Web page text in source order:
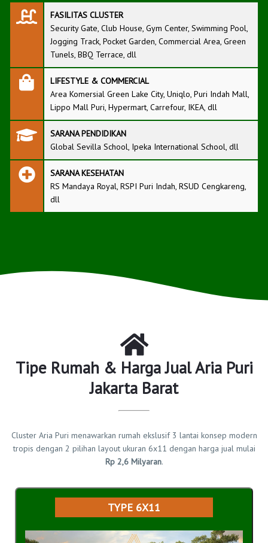
FASILITAS CLUSTER
Security Gate, Club House, Gym Center, Swimming Pool,
Jogging Track, Pocket Garden, Commercial Area, Green
Tunels, BBQ Terrace, dll
LIFESTYLE & COMMERCIAL
Area Komersial Green Lake City, Uniqlo, Puri Indah Mall,
Lippo Mall Puri, Hypermart, Carrefour, IKEA, dll
SARANA PENDIDIKAN
Global Sevilla School, Ipeka International School, dll
SARANA KESEHATAN
RS Mandaya Royal, RSPI Puri Indah, RSUD Cengkareng,
dll
Tipe Rumah & Harga Jual Aria Puri
Jakarta Barat
Cluster Aria Puri menawarkan rumah ekslusif 3 lantai konsep modern
tropis dengan 2 pilihan layout ukuran 6x11 dengan harga jual mulai
Rp 2,6 Milyaran.
TYPE 6X11